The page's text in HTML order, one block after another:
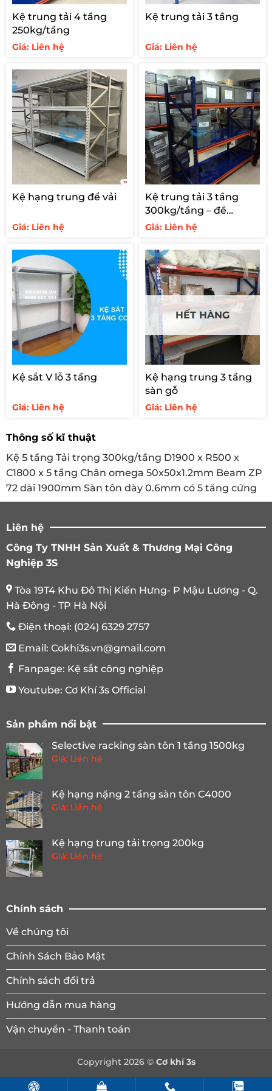
Chất lượng vượt trội: nguyên liệu thép chất lượng cho độ
bền màu sơn đến 10 năm và độ bền của giá kệ đạt 20
năm.
giúp dễ dàng lắp đặt, di chuyển mà không ảnh hưởng
đến sức chịu tải.
nghiệp.
Thẩm mỹ cao: Các chi tiết được sản xuất tỉ mỉ, không chi
tiết thừa.
Dịch vụ vận chuyển và lắp đặt tại nhà, kho xưởng.
Thời gian sản xuất và hoàn thiện lắp đặt nhanh chóng
tầng bền tốt hãy liên hệ ngay đến0988 663 981để nhận
được sự tư vấn từ các kỹ sư giàu kinh nghiệm
Cơ khí 3S
Kệ trung tải 4 tầng
250kg/tầng
Giá: Liên hệ
Kệ trung tải 3 tầng
Giá: Liên hệ
Kệ hạng trung để vải
Giá: Liên hệ
Kệ trung tải 3 tầng
300kg/tầng – để
chứng từ
Giá: Liên hệ
Kệ sắt V lỗ 3 tầng
Giá: Liên hệ
HẾT HÀNG
Kệ hạng trung 3 tầng
sàn gỗ
Giá: Liên hệ
Thông số kĩ thuật
Kệ 5 tầng Tải trọng 300kg/tầng D1900 x R500 x
C1800 x 5 tầng Chân omega 50x50x1.2mm Beam ZP
72 dài 1900mm Sàn tôn dày 0.6mm có 5 tăng cứng
Liên hệ
Công Ty TNHH Sản Xuất & Thương Mại Công
Nghiệp 3S
Tòa 19T4 Khu Đô Thị Kiến Hưng- P Mậu Lương - Q.
Hà Đông - TP Hà Nội
Điện thoại: (024) 6329 2757
Email: Cokhi3s.vn@gmail.com
Fanpage: Kệ sắt công nghiệp
Youtube: Cơ Khí 3s Official
Sản phẩm nổi bật
Selective racking sàn tôn 1 tầng 1500kg
Giá: Liên hệ
Kệ hạng nặng 2 tầng sàn tôn C4000
Giá: Liên hệ
Kệ hạng trung tải trọng 200kg
Giá: Liên hệ
Chính sách
Về chúng tôi
Chính Sách Bảo Mật
Chính sách đổi trả
Hướng dẫn mua hàng
Vận chuyển - Thanh toán
Copyright 2026 © Cơ khí 3s